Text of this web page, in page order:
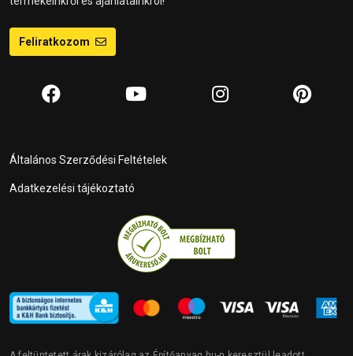
Feliratkozom
Általános Szerződési Feltételek
Adatkezelési tájékoztató